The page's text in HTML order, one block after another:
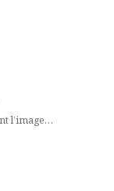
l’image…